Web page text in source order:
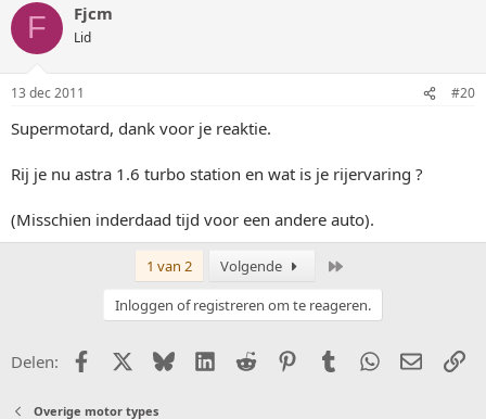
F Fjcm
Lid
13 dec 2011 #20
Supermotard, dank voor je reaktie.
Rij je nu astra 1.6 turbo station en wat is je rijervaring ?
(Misschien inderdaad tijd voor een andere auto).
1 van 2 Volgende
Inloggen of registreren om te reageren.
Delen: FacebookX (Twitter)
BlueskyLinkedIn
Reddit PinterestTumblr WhatsApp
E-mail
Overige motor types